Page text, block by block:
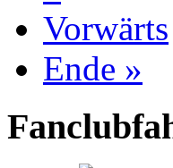
Vorwärts
Ende »